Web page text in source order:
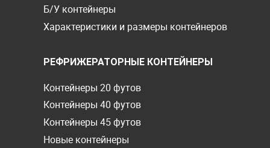
Б/У контейнеры
Характеристики и размеры контейнеров
РЕФРИЖЕРАТОРНЫЕ КОНТЕЙНЕРЫ
Контейнеры 20 футов
Контейнеры 40 футов
Контейнеры 45 футов
Новые контейнеры